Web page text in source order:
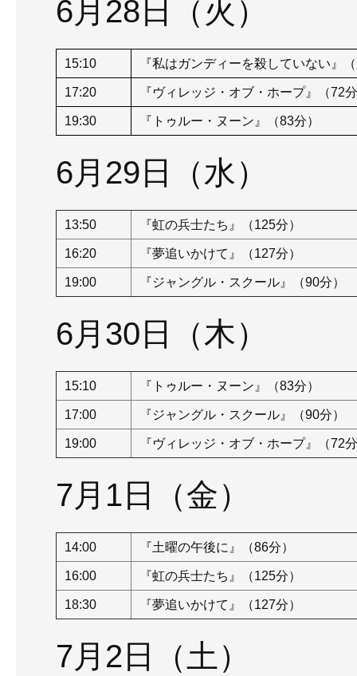
6月28日（火）
15:10 『私はガンディーを殺していない』
17:20 『ヴィレッジ・オブ・ホープ』（72
19:30 『トゥルー・ヌーン』（83分）
6月29日（水）
13:50 『虹の兵士たち』（125分）
16:20 『夢追いかけて』（127分）
19:00 『ジャングル・スクール』（90分）
6月30日（木）
15:10 『トゥルー・ヌーン』（83分）
17:00 『ジャングル・スクール』（90分）
19:00 『ヴィレッジ・オブ・ホープ』（72
7月1日（金）
14:00 『土曜の午後に』（86分）
16:00 『虹の兵士たち』（125分）
18:30 『夢追いかけて』（127分）
7月2日（土）